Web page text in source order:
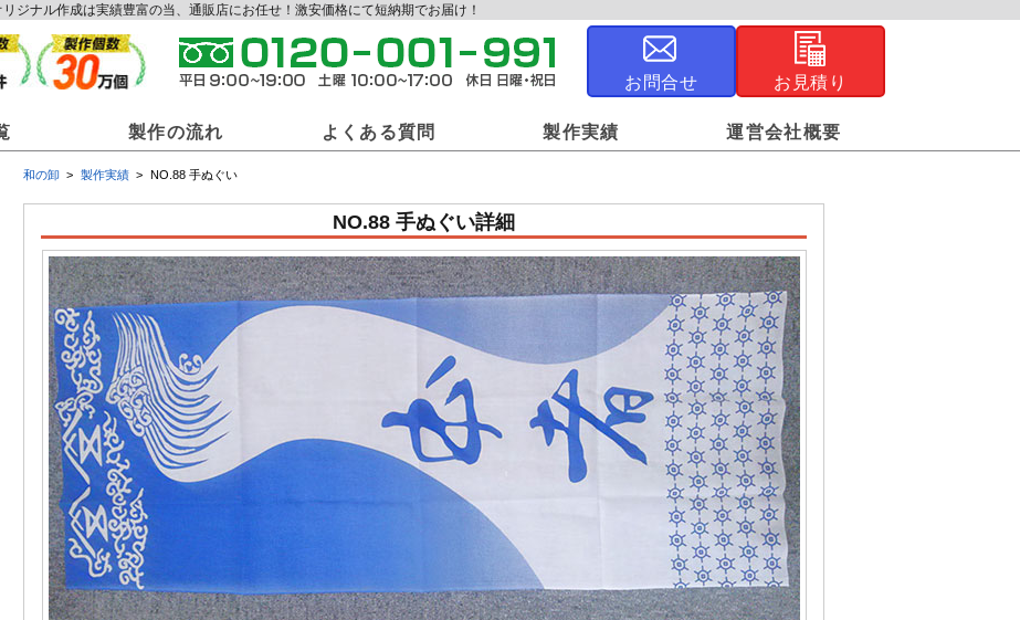
ジナル作成は実績豊富の当、通販店にお任せ！激安価格にて短納期でお届け！
お問合せ お見積り
和の卸商材一覧
ジナル提灯 オリジナル法被 オリジナル風呂敷
製作の流れ よくある質問 製作実績 運営会社概要
和の卸 製作実績 NO.88 手ぬぐい
NO.88 手ぬぐい詳細